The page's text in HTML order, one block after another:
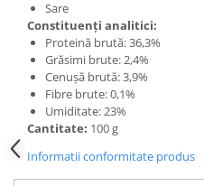
Sare
Constituenți analitici:
Proteină brută: 36,3%
Grăsimi brute: 2,4%
Cenușă brută: 3,9%
Fibre brute: 0,1%
Umiditate: 23%
Cantitate: 100 g
Informatii conformitate produs